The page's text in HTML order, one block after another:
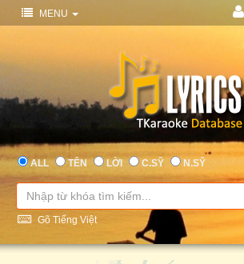
MENU
ALL TÊN LỜI C.SỸ N.SỸ
Gõ Tiếng Việt